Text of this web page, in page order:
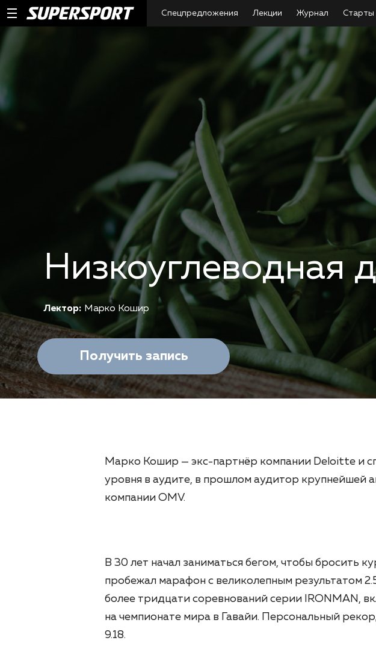
Спецпредложения Лекции Журнал Старты
Лектор: Марко Кошир
Низкоуглеводная
Получить запись
Марко Кошир — экс-партнёр компании Deloitte и
уровня в аудите, в прошлом аудитор крупнейшей
компании OMV.
В 30 лет начал заниматься бегом, чтобы бросить
пробежал марафон с великолепным результатом
более тридцати соревнований серии IRONMAN,
на чемпионате мира в Гавайи. Персональный
9.18.